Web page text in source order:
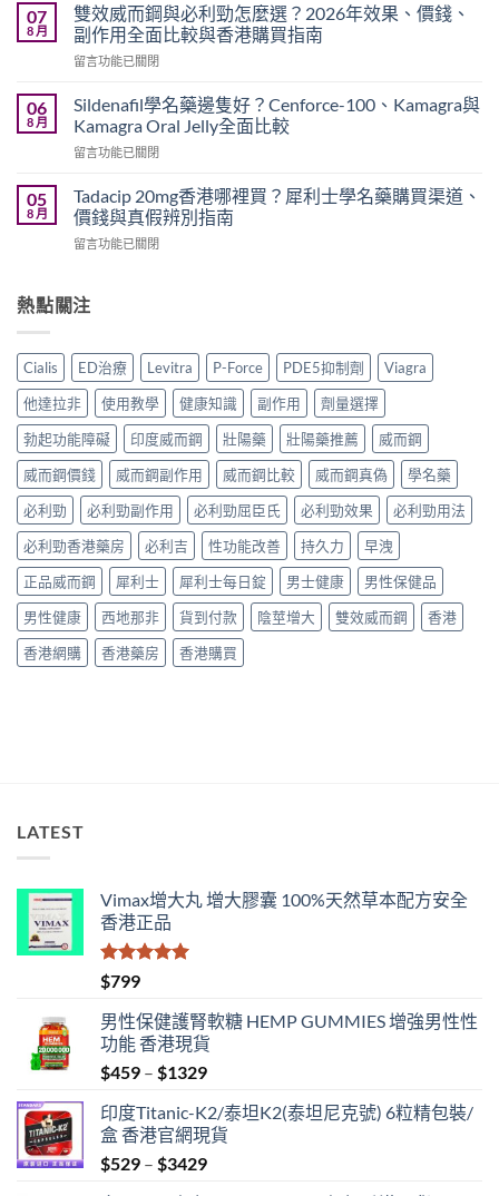
用
嗎？
Cialis
常
副
作
注
事
項
與
正
貨
買
指
南〉
中
而
鋼
香
港
錢
2026
Viagra
粒
多
錢？
與
藥
購
買
比
較〉
中
07
8 月
雙效威而鋼與必利勁怎麼選？2026年效果、價錢、
副作用全面比較與香港購買指南
在
效
而
鋼
必
利
勁
怎
2026
果、
價
錢、
副
作
用
全
面
較
與
香
港
購
買
指
南〉
留言功能已關閉
06
8 月
Sildenafil學名藥邊隻好？Cenforce-100、Kamagra與
Kamagra Oral Jelly全面比較
在
學
名
藥
邊
Cenforce-
與
Kamagra
Oral
Jelly
全
面
比
較〉
留言功能已關閉
05
8 月
Tadacip 20mg香港哪裡買？犀利士學名藥購買渠道、
價錢與真假辨別指南
在
香
港
裡
買？
犀
利
士
學
名
藥
買
渠
道、
價
錢
與
真
假
留言功能已關閉
熱點關注
Cialis ED治療 Levitra P-Force PDE5抑制劑
Viagra
他達拉非
使用教學 健康知識 副作用
劑量選擇
勃起功能障礙
印度威而鋼 壯陽藥 壯陽藥推薦
威而鋼
威而鋼價錢
威而鋼副作用 威而鋼比較 威而鋼真偽
學名藥
必利勁
必利勁副作用 必利勁屈臣氏 必利勁效果
必利勁用法
必利勁香港藥房
必利吉 性功能改善 持久力
早洩
正品威而鋼
犀利士 犀利士每日錠 男士健康
男性保健品
男性健康
西地那非 貨到付款 陰莖增大 雙效威而鋼
香港
香港網購
香港藥房 香港購買
LATEST
Vimax增大丸 增大膠囊 100%天然草本配方安全
香港正品
評分
滿分 5
$799
男性保健護腎軟糖 HEMP GUMMIES 增強男性性
功能 香港現貨
$459 – $1329Price
$459
through
$1329
印度Titanic-K2/泰坦K2(泰坦尼克號) 6粒精包裝/
盒 香港官網現貨
$529 – $3429Price